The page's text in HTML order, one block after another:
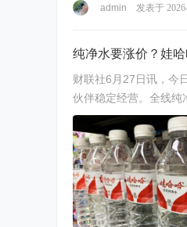
admin 发表于
纯净水要涨价？娃
财联社6月27日讯，今